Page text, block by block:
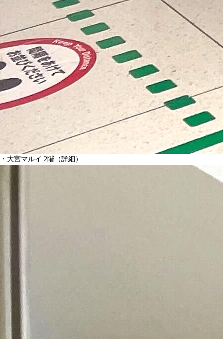
・大宮マルイ 2階（詳細 ）